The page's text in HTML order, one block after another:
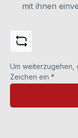
mit ihnen
Um
Zeichen ein *